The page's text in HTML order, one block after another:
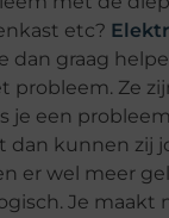
etc?
dan graag
probleem. Ze
je een
dan kunnen zij
er wel meer
Je maakt